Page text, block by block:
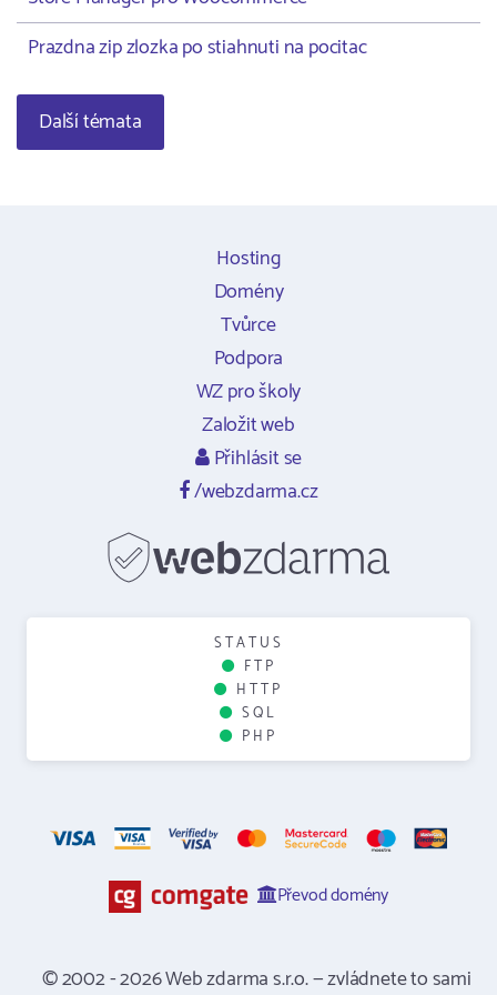
Prazdna zip zlozka po stiahnuti na pocitac
Další témata
Hosting
Domény
Tvůrce
Podpora
WZ pro školy
Založit web
Přihlásit se
/webzdarma.cz
STATUS
FTP
HTTP
SQL
PHP
Převod domény
© 2002 - 2026 Web zdarma s.r.o. — zvládnete to sami